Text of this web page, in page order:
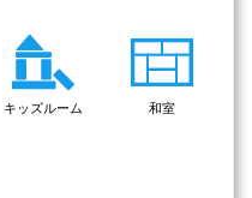
キッズルーム 和室